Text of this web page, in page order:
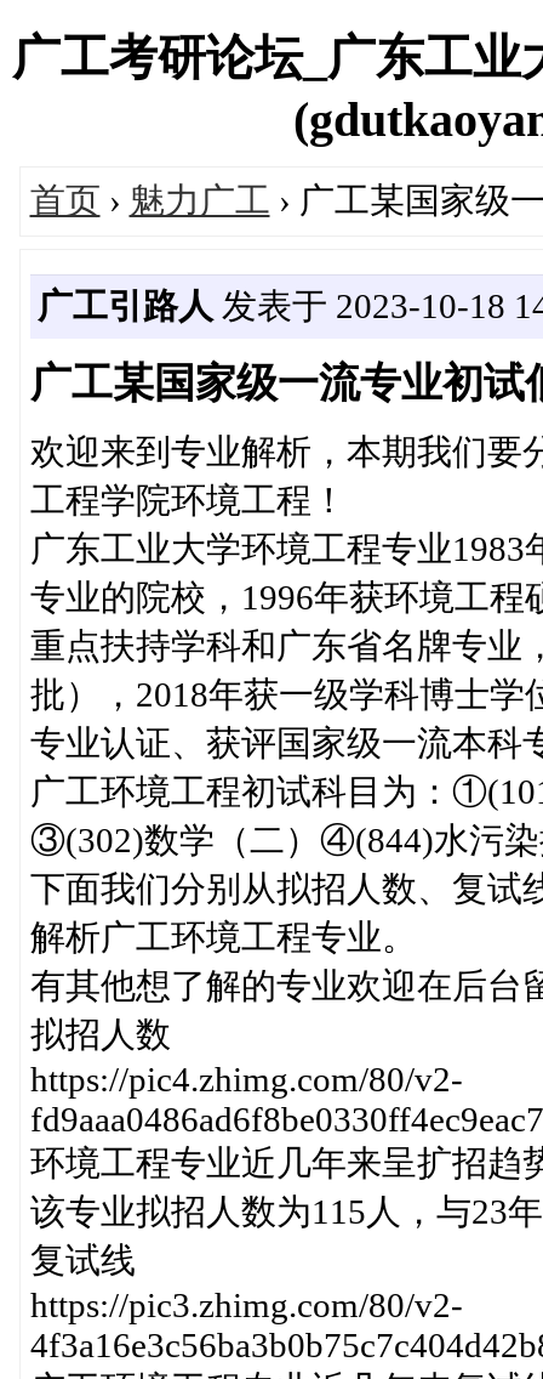
广工考研论坛_广东工
首页 › 魅力广工 › 广工某国家级
广工引路人 发表于 2023-10-18
广工某国家级一流专业初试
欢迎来到专业解析，本期我们
工程学院环境工程！
广东工业大学环境工程专业
专业的院校，1996年获环境工
重点扶持学科和广东省名牌专业
批），2018年获一级学科博士
专业认证、获评国家级一流本科
广工环境工程初试科目为：
③(302)数学（二）④(844)水污
下面我们分别从拟招人数、复试
解析广工环境工程专业。
有其他想了解的专业欢迎在后台
拟招人数
https://pic4.zhimg.com/80/v2-
环境工程专业近几年来呈扩招趋
该专业拟招人数为115人，与23
复试线
https://pic3.zhimg.com/80/v2-